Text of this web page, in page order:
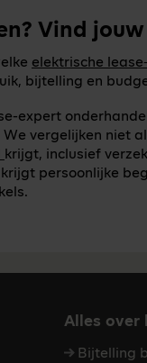
Vind
elektrische
bijtelling en
expert
vergelijken niet
krijgt, inclusief
persoonlijke
Alles over
Bijtelling